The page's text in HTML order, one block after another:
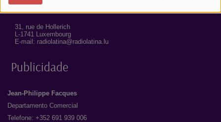
31, rue de Hollerich
L-1741 Luxembourg
E-mail: radiolatina@radiolatina.lu
Publicidade
Jean-Philippe Facques
Departamento Comercial
Telefone: +352 691 939 006